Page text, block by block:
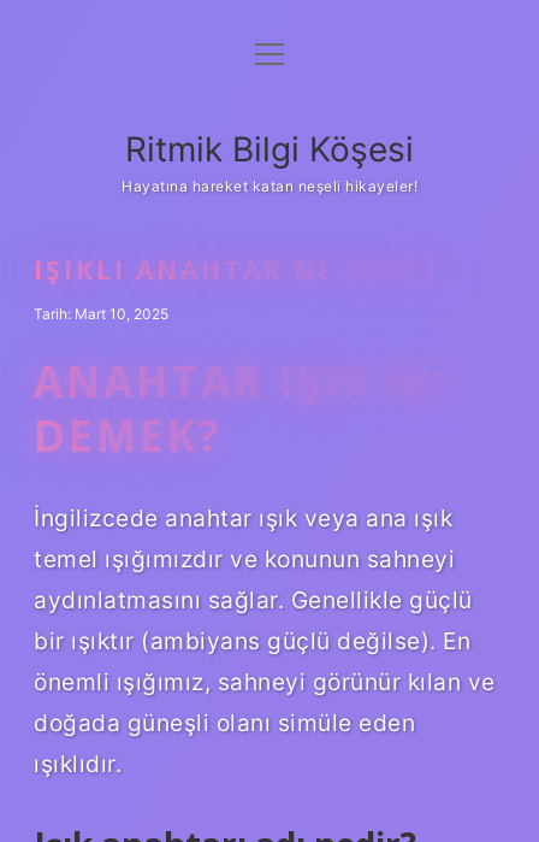
Anasayfa
Yasal Uyarı
menüyü
Ritmik Bilgi Köşesi
Hayatına hareket katan neşeli hikayeler!
IŞIKLI ANAHTAR NE DEMEK
Tarih: Mart 10, 2025
ANAHTAR IŞIK NE
DEMEK?
İngilizcede anahtar ışık veya ana ışık
temel ışığımızdır ve konunun sahneyi
aydınlatmasını sağlar. Genellikle güçlü
bir ışıktır (ambiyans güçlü değilse). En
önemli ışığımız, sahneyi görünür kılan ve
doğada güneşli olanı simüle eden
ışıklıdır.